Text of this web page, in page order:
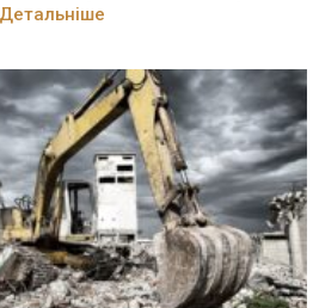
Детальніше